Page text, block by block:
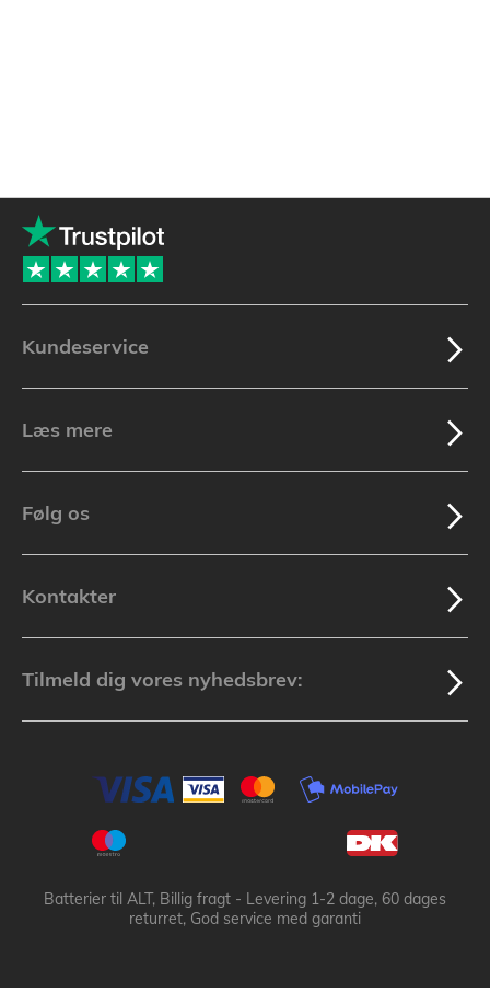
Kundeservice
Læs mere
Følg os
Kontakter
Tilmeld dig vores nyhedsbrev:
Batterier til ALT, Billig fragt - Levering 1-2 dage, 60 dages
returret, God service med garanti